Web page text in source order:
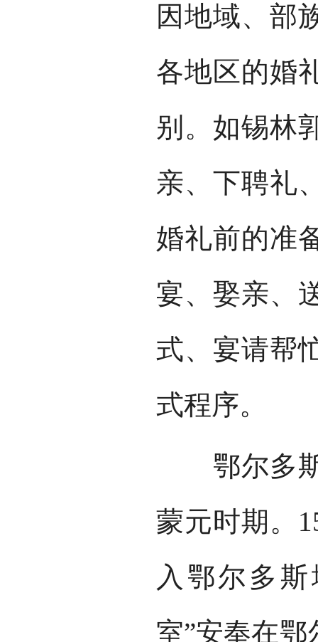
因地域、部
各地区的婚
别。如锡林
亲、下聘礼
婚礼前的准
宴、娶亲、
式、宴请帮
式程序。
鄂尔多斯
蒙元时期。
入鄂尔多
室”安奉在